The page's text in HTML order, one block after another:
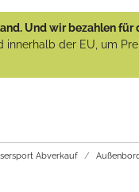
Und wir bezahlen für
der EU, um
Abverkauf